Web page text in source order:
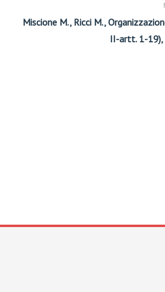
Miscione M., Ricci M.,
II-artt. 1-19),